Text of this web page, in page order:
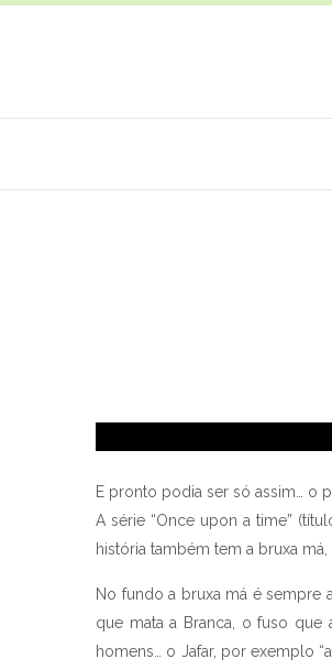
E pronto podia ser só assim… o
A série “Once upon a time”
história também tem a bruxa
No fundo a bruxa má é sempre
que mata a Branca, o fuso
homens… o Jafar, por exemplo